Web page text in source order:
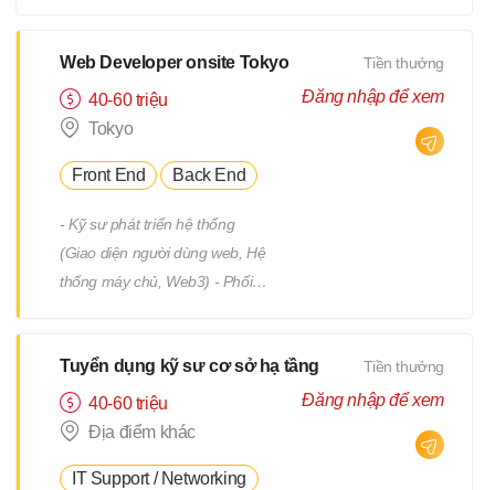
triển Quản lý: Chất lượng
(Quality) Tiến độ (Progress)
Thời hạn (Deadline)
Web Developer onsite Tokyo
40-60 triệu
Tokyo
Front End Back End
- Kỹ sư phát triển hệ thống
(Giao diện người dùng web, Hệ
thống máy chủ, Web3) - Phối
chính hoặc từng địa điểm dự án
(trong phạm vi 23 quận của
Tokyo) *Việc chuyển giao dự án
Tiền thưởng
Đăng nhập để xem
Tuyển dụng kỹ sư cơ sở hạ tầng
40-60 triệu
Địa điểm khác
IT Support / Networking
Tiền thưởng
Đăng nhập để xem